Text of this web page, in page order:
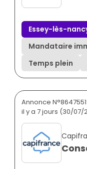
Essey-lès-
Mandataire
Temps plein
Annonce N°8647551
il y a 7 jours (30/07/